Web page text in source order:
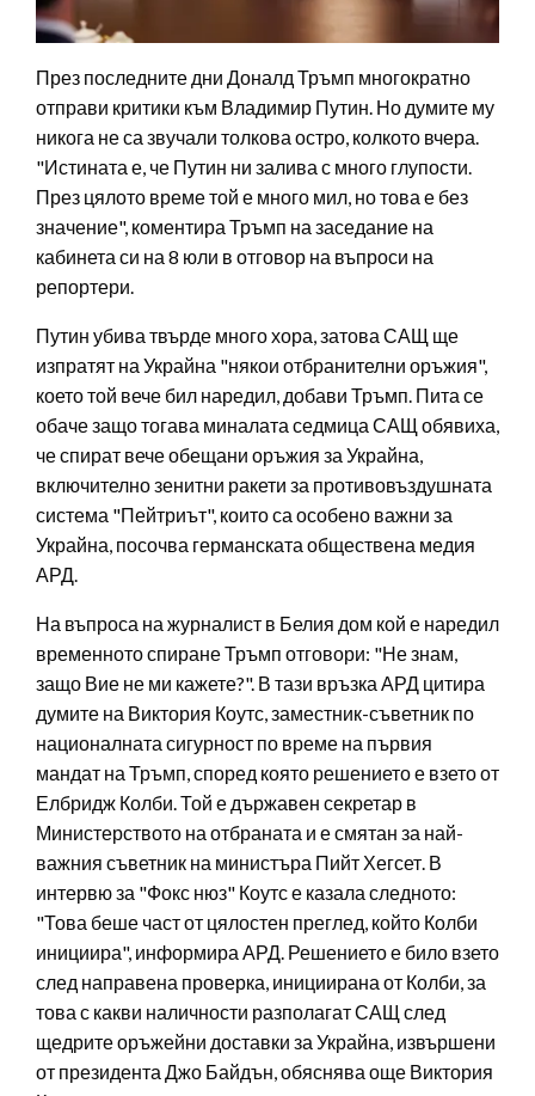
През последните дни Доналд Тръмп многократно
отправи критики към Владимир Путин. Но думите му
никога не са звучали толкова остро, колкото вчера.
"Истината е, че Путин ни залива с много глупости.
През цялото време той е много мил, но това е без
значение", коментира Тръмп на заседание на
кабинета си на 8 юли в отговор на въпроси на
репортери.
Путин убива твърде много хора, затова САЩ ще
изпратят на Украйна "някои отбранителни оръжия",
което той вече бил наредил, добави Тръмп. Пита се
обаче защо тогава миналата седмица САЩ обявиха,
че спират вече обещани оръжия за Украйна,
включително зенитни ракети за противовъздушната
система "Пейтриът", които са особено важни за
Украйна, посочва германската обществена медия
АРД.
На въпроса на журналист в Белия дом кой е наредил
временното спиране Тръмп отговори: "Не знам,
защо Вие не ми кажете?". В тази връзка АРД цитира
думите на Виктория Коутс, заместник-съветник по
националната сигурност по време на първия
мандат на Тръмп, според която решението е взето от
Елбридж Колби. Той е държавен секретар в
Министерството на отбраната и е смятан за най-
важния съветник на министъра Пийт Хегсет. В
интервю за "Фокс нюз" Коутс е казала следното:
"Това беше част от цялостен преглед, който Колби
инициира", информира АРД. Решението е било взето
след направена проверка, инициирана от Колби, за
това с какви наличности разполагат САЩ след
щедрите оръжейни доставки за Украйна, извършени
от президента Джо Байдън, обяснява още Виктория